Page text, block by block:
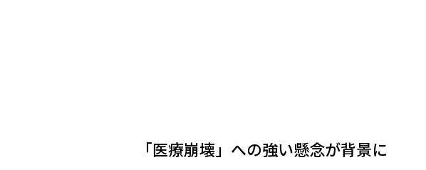
「医療崩壊」への強い懸念が背景に